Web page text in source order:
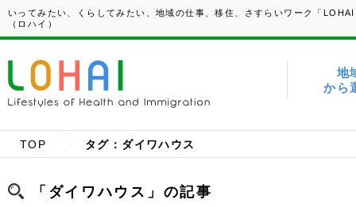
いってみたい、くらしてみたい、地域の仕事、移住、さすらいワーク「
（ロハイ）
地
から
TOP タグ：ダイワハウス
「ダイワハウス」の記事